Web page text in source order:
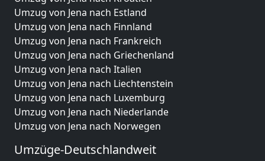
Umzug von Jena nach Estland
Umzug von Jena nach Finnland
Umzug von Jena nach Frankreich
Umzug von Jena nach Griechenland
Umzug von Jena nach Italien
Umzug von Jena nach Liechtenstein
Umzug von Jena nach Luxemburg
Umzug von Jena nach Niederlande
Umzug von Jena nach Norwegen
Umzüge-Deutschlandweit